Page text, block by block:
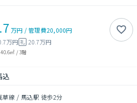
万円 /管理費20,000円
万円 礼 20.7万円
40.6㎡ /3階
込
草線 / 馬込駅 徒歩2分